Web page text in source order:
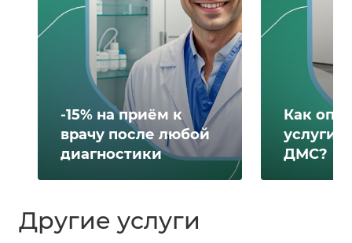
-15% на приём к
врачу после любой
диагностики
Как
услуги
ДМС?
Другие услуги